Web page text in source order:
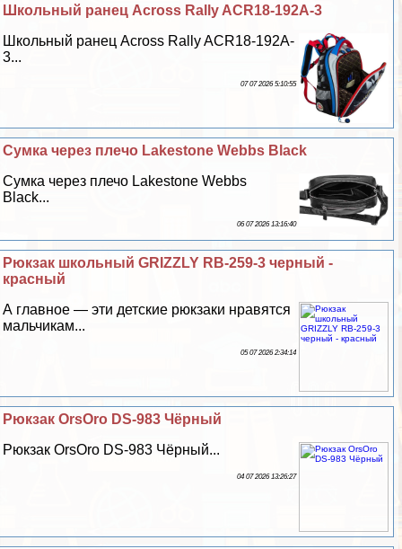
Школьный ранец Across Rally ACR18-192A-3
Школьный ранец Across Rally ACR18-192A-
3...
07 07 2026 5:10:55
Сумка через плечо Lakestone Webbs Black
Сумка через плечо Lakestone Webbs
Black...
06 07 2026 13:16:40
Рюкзак школьный GRIZZLY RB-259-3 черный -
красный
А главное — эти детские рюкзаки нравятся
мальчикам...
05 07 2026 2:34:14
Рюкзак OrsOro DS-983 Чёрный
Рюкзак OrsOro DS-983 Чёрный...
04 07 2026 13:26:27